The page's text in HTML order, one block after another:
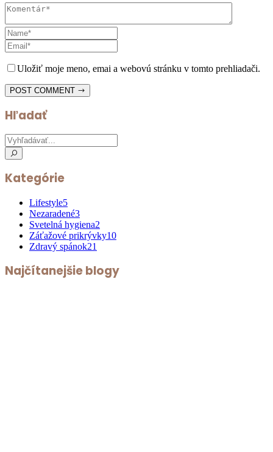
Uložiť moje meno, emai a webovú stránku v tomto prehliadači.
POST COMMENT
Hľadať
Kategórie
Lifestyle5
Nezaradené3
Svetelná hygiena2
Záťažové prikrývky10
Zdravý spánok21
Najčítanejšie blogy